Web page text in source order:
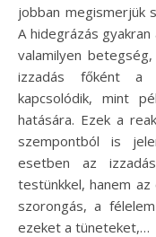
jobban megismerjük
A hidegrázás
valamilyen
izzadás főként a
kapcsolódik, mint
hatására. Ezek a
szempontból is
esetben az
testünkkel, hanem
szorongás, a
ezeket a tüneteket,…